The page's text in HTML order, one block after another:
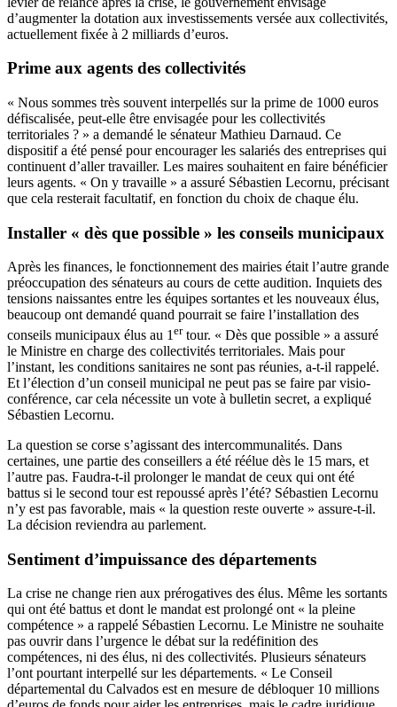
d’augmenter la dotation aux investissements versée aux collectivités,
actuellement fixée à 2 milliards d’euros.
Prime aux agents des collectivités
« Nous sommes très souvent interpellés sur la prime de 1000 euros
défiscalisée, peut-elle être envisagée pour les collectivités
territoriales ? » a demandé le sénateur Mathieu Darnaud. Ce
dispositif a été pensé pour encourager les salariés des entreprises qui
continuent d’aller travailler. Les maires souhaitent en faire bénéficier
leurs agents. « On y travaille » a assuré Sébastien Lecornu, précisant
que cela resterait facultatif, en fonction du choix de chaque élu.
Installer « dès que possible » les conseils municipaux
Après les finances, le fonctionnement des mairies était l’autre grande
préoccupation des sénateurs au cours de cette audition. Inquiets des
tensions naissantes entre les équipes sortantes et les nouveaux élus,
beaucoup ont demandé quand pourrait se faire l’installation des
conseils municipaux élus au 1 ertour. « Dès que possible » a assuré
le Ministre en charge des collectivités territoriales. Mais pour
l’instant, les conditions sanitaires ne sont pas réunies, a-t-il rappelé.
Et l’élection d’un conseil municipal ne peut pas se faire par visio-
conférence, car cela nécessite un vote à bulletin secret, a expliqué
Sébastien Lecornu.
La question se corse s’agissant des intercommunalités. Dans
certaines, une partie des conseillers a été réélue dès le 15 mars, et
l’autre pas. Faudra-t-il prolonger le mandat de ceux qui ont été
battus si le second tour est repoussé après l’été? Sébastien Lecornu
n’y est pas favorable, mais « la question reste ouverte » assure-t-il.
La décision reviendra au parlement.
Sentiment d’impuissance des départements
La crise ne change rien aux prérogatives des élus. Même les sortants
qui ont été battus et dont le mandat est prolongé ont « la pleine
compétence » a rappelé Sébastien Lecornu. Le Ministre ne souhaite
pas ouvrir dans l’urgence le débat sur la redéfinition des
compétences, ni des élus, ni des collectivités. Plusieurs sénateurs
l’ont pourtant interpellé sur les départements. « Le Conseil
départemental du Calvados est en mesure de débloquer 10 millions